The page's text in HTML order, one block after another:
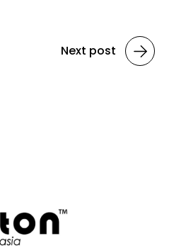
Next post